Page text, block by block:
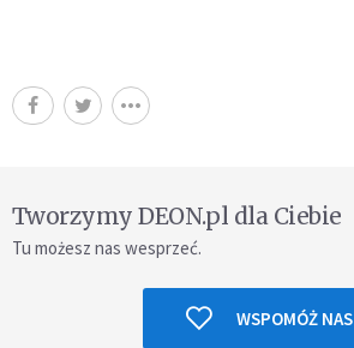
Tworzymy DEON.pl dla Ciebie
Tu możesz nas wesprzeć.
WSPOMÓŻ NAS